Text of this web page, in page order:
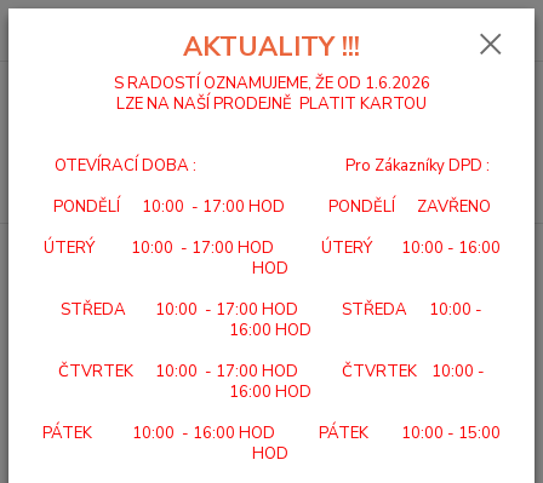
0,00 Kč
Úvod DOMÁCÍ A ÚSTAVNÍ PÉČE BEURER HK 54 Vyhřívací dečka
BEURER HK 54 Vyhřívací dečka
AKTUALITY !!!
S RADOSTÍ OZNAMUJEME, ŽE OD 1.6.2026
LZE NA NAŠÍ PRODEJNĚ PLATIT KARTOU
OTEVÍRACÍ DOBA : Pro Zákazníky DPD :
PONDĚLÍ 10:00 - 17:00 HOD PONDĚLÍ ZAVŘENO
ÚTERÝ 10:00 - 17:00 HOD ÚTERÝ 10:00 - 16:00
HOD
STŘEDA 10:00 - 17:00 HOD STŘEDA 10:00 -
16:00 HOD
ČTVRTEK 10:00 - 17:00 HOD ČTVRTEK 10:00 -
16:00 HOD
PÁTEK 10:00 - 16:00 HOD PÁTEK 10:00 - 15:00
HOD